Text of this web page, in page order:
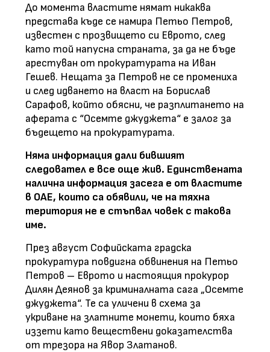
До момента властите нямат никаква
представа къде се намира Петьо Петров,
известен с прозвището си Еврото, след
като той напусна страната, за да не бъде
арестуван от прокуратурата на Иван
Гешев. Нещата за Петров не се промениха
и след идването на власт на Борислав
Сарафов, който обясни, че разплитането на
аферата с “Осемте джуджета“ е залог за
бъдещето на прокуратурата.
Няма информация дали бившият
следовател е все още жив. Единствената
налична информация засега е от властите
в ОАЕ, които са обявили, че на тяхна
територия не е стъпвал човек с такова
име.
През август Софийската градска
прокуратура повдигна обвинения на Петьо
Петров – Еврото и настоящия прокурор
Дилян Деянов за криминалната сага „Осемте
джуджета“. Те са уличени в схема за
укриване на златните монети, които бяха
иззети като веществени доказателства
от трезора на Явор Златанов.